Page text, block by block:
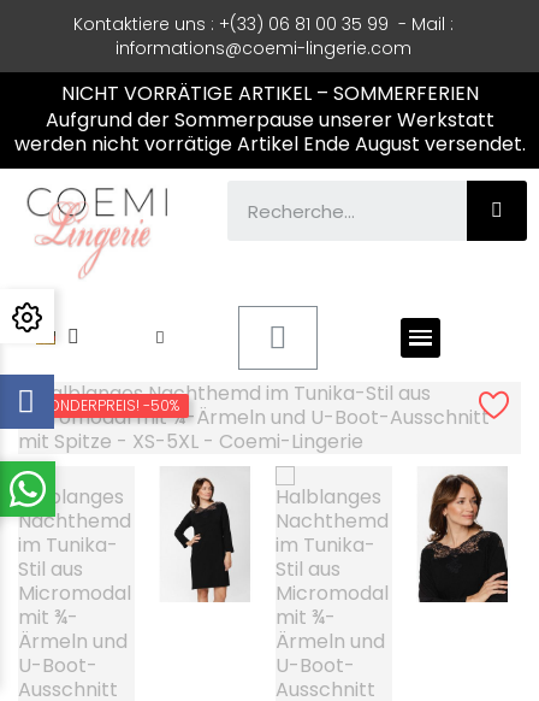
Kontaktiere uns : +(33) 06 81 00 35 99 - Mail :
informations@coemi-lingerie.com
NICHT VORRÄTIGE ARTIKEL – SOMMERFERIEN
Aufgrund der Sommerpause unserer Werkstatt
werden nicht vorrätige Artikel Ende August versendet.
SONDERPREIS! -50%